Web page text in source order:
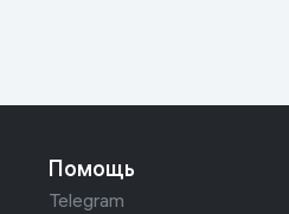
Помощь
Telegram